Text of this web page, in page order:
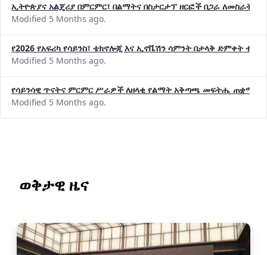
ኢትዮጵያና አልጄሪያ በምርምር፣ በልማትና በስታርታፕ ዘርፎች በጋራ ለመስራት
Modified 5 Months ago.
የ2026 የአፍሪካ የሳይንስ፣ ቴክኖሎጂ እና ኢኖቬሽን ሳምንት በታላቅ ድምቀት
Modified 5 Months ago.
የሳይንሳዊ ጥናትና ምርምር ሥራዎች ለዘላቂ የልማት አቅጣጫ መፍትሔ ጠቋሚ
Modified 5 Months ago.
ወቅታዊ ዜና